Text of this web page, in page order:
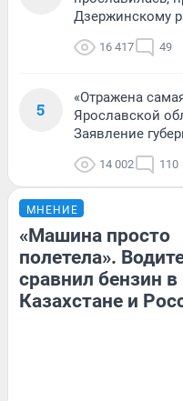
Дзержинскому
16 417 49
5
«Отражена
Ярославской
Заявление
14 002 110
МНЕНИЕ
«Машина просто
полетела».
сравнил бензин в
Казахстане и